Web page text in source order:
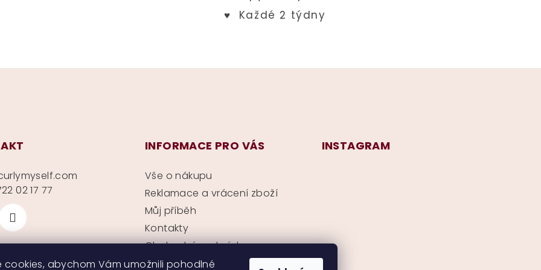
cookies, abychom Vám umožnili pohodlné
02 17 77
INFORMACE PRO VÁS
Vše o nákupu
Reklamace a vrácení zboží
Můj příběh
Kontakty
Obchodní podmínky
Ochrana soukromí
INSTAGRAM